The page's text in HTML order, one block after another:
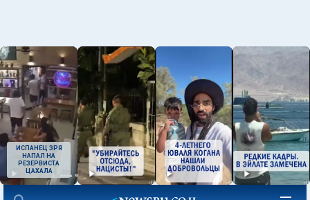
ИСПАНЕЦ ЗРЯ
НАПАЛ НА
РЕЗЕРВИСТА
ЦАХАЛА